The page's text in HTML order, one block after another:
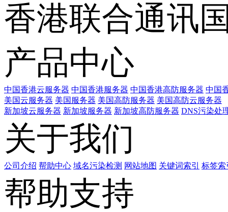
香港联合通讯
产品中心
中国香港云服务器 中国香港服务器 中国香港高防服务器 中国
美国云服务器 美国服务器 美国高防服务器 美国高防云服务器
新加坡云服务器 新加坡服务器 新加坡高防服务器 DNS污染处
关于我们
公司介绍 帮助中心 域名污染检测 网站地图 关键词索引 标签索
帮助支持